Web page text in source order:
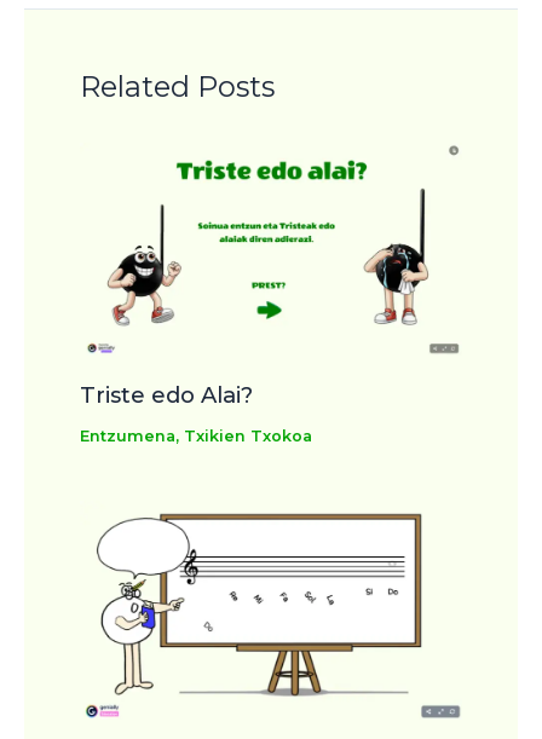
Related Posts
Triste edo Alai?
Entzumena, Txikien Txokoa